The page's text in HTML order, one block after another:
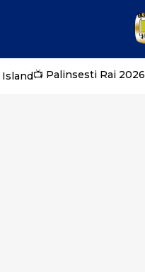
📺 Palinsesti Rai 2026